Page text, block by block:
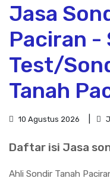
Jasa
Paciran -
Test/
Tanah
10 Agustus 2026
Daftar isi Jasa
Ahli Sondir Tanah